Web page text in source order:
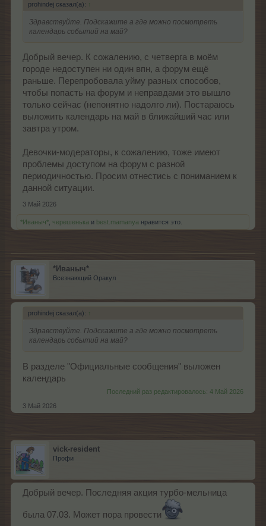
prohindej сказал(а): ↑
Здравствуйте. Подскажите а где можно посмотреть
календарь событий на май?
Добрый вечер. К сожалению, с четверга в моём
городе недоступен ни один впн, а форум ещё
раньше. Перепробовала уйму разных способов,
чтобы попасть на форум и неправдами это вышло
только сейчас (непонятно надолго ли). Постараюсь
выложить календарь на май в ближайший час или
завтра утром.
Девочки-модераторы, к сожалению, тоже имеют
проблемы доступом на форум с разной
периодичностью. Просим отнестись с пониманием к
данной ситуации.
3 Май 2026
*Иваныч* черешенька и best.mamanya нравится это.
*Иваныч*
Всезнающий Оракул
prohindej сказал(а): ↑
Здравствуйте. Подскажите а где можно посмотреть
календарь событий на май?
В разделе "Официальные сообщения" выложен
календарь
Последний раз редактировалось: 4 Май 2026
3 Май 2026
vick-resident
Профи
Добрый вечер. Последняя акция турбо-мельница
была 07.03. Может пора провести